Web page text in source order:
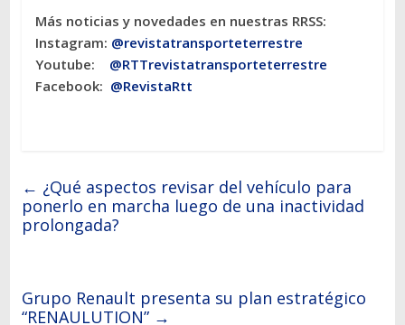
Más noticias y novedades en nuestras RRSS:
Instagram: @revistatransporteterrestre
Youtube: @RTTrevistatransporteterrestre
Facebook: @RevistaRtt
← ¿Qué aspectos revisar del vehículo para
ponerlo en marcha luego de una inactividad
prolongada?
Grupo Renault presenta su plan estratégico
“RENAULUTION” →